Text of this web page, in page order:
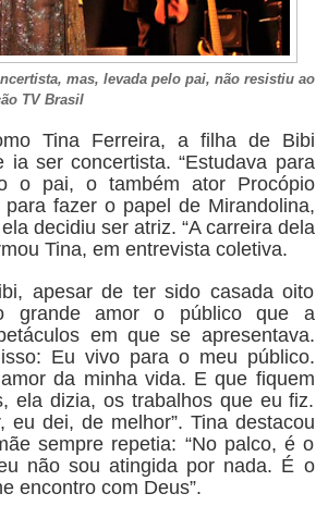
mas, levada pelo pai, não resistiu ao
TV Brasil
Tina Ferreira, a filha de Bibi
ia ser concertista. “Estudava para
o pai, o também ator Procópio
fazer o papel de Mirandolina,
decidiu ser atriz. “A carreira dela
Tina, em entrevista coletiva.
apesar de ter sido casada oito
grande amor o público que a
em que se apresentava.
Eu vivo para o meu público.
da minha vida. E que fiquem
ela dizia, os trabalhos que eu fiz.
eu dei, de melhor”. Tina destacou
sempre repetia: “No palco, é o
não sou atingida por nada. É o
encontro com Deus”.